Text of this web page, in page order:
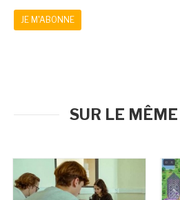
JE M'ABONNE
SUR LE